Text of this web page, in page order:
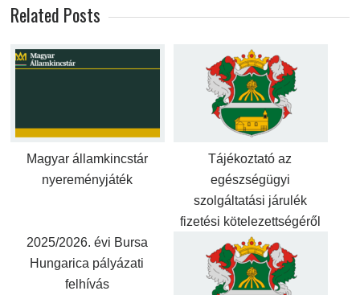
Related Posts
Magyar államkincstár
nyereményjáték
Tájékoztató az
egészségügyi
szolgáltatási járulék
fizetési kötelezettségéről
2025/2026. évi Bursa
Hungarica pályázati
felhívás